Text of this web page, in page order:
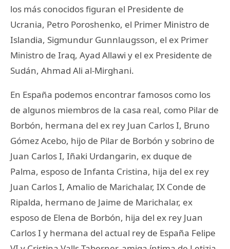
los más conocidos figuran el Presidente de
Ucrania, Petro Poroshenko, el Primer Ministro de
Islandia, Sigmundur Gunnlaugsson, el ex Primer
Ministro de Iraq, Ayad Allawi y el ex Presidente de
Sudán, Ahmad Ali al-Mirghani.
En España podemos encontrar famosos como los
de algunos miembros de la casa real, como Pilar de
Borbón, hermana del ex rey Juan Carlos I, Bruno
Gómez Acebo, hijo de Pilar de Borbón y sobrino de
Juan Carlos I, Iñaki Urdangarin, ex duque de
Palma, esposo de Infanta Cristina, hija del ex rey
Juan Carlos I, Amalio de Marichalar, IX Conde de
Ripalda, hermano de Jaime de Marichalar, ex
esposo de Elena de Borbón, hija del ex rey Juan
Carlos I y hermana del actual rey de España Felipe